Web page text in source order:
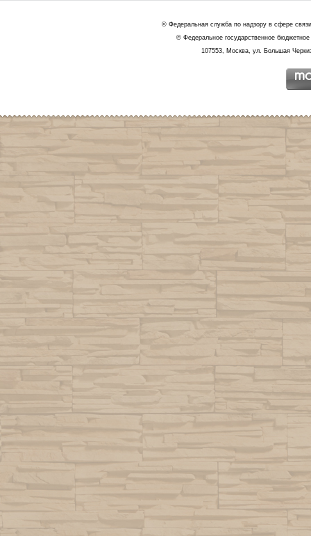
© Федеральная служба по надзору в сфере
© Федеральное государственное
107553, Москва, ул. Большая